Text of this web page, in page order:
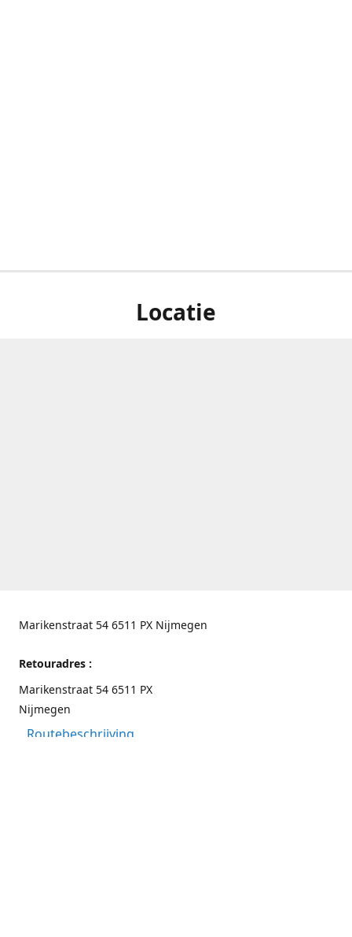
Locatie
Marikenstraat 54 6511 PX Nijmegen
Retouradres :
Marikenstraat 54 6511 PX
Nijmegen
Routebeschrijving